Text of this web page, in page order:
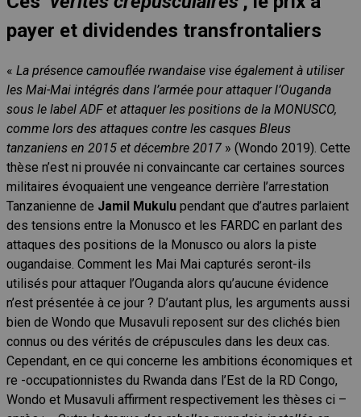
payer et dividendes transfrontaliers
« La présence camouflée rwandaise vise également à utiliser
les Mai-Mai intégrés dans l’armée pour attaquer l’Ouganda
sous le label ADF et attaquer les positions de la MONUSCO,
comme lors des attaques contre les casques Bleus
tanzaniens en 2015 et décembre 2017 » (Wondo 2019). Cette
thèse n’est ni prouvée ni convaincante car certaines sources
militaires évoquaient une vengeance derrière l’arrestation
Tanzanienne de Jamil Mukulu pendant que d’autres parlaient
des tensions entre la Monusco et les FARDC en parlant des
attaques des positions de la Monusco ou alors la piste
ougandaise. Comment les Mai Mai capturés seront-ils
utilisés pour attaquer l’Ouganda alors qu’aucune évidence
n’est présentée à ce jour ? D’autant plus, les arguments aussi
bien de Wondo que Musavuli reposent sur des clichés bien
connus ou des vérités de crépuscules dans les deux cas.
Cependant, en ce qui concerne les ambitions économiques et
re -occupationnistes du Rwanda dans l’Est de la RD Congo,
Wondo et Musavuli affirment respectivement les thèses ci –